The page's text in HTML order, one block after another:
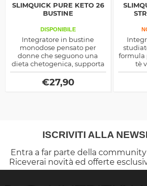
SLIMQUICK PURE KETO 26
BUSTINE
DISPONIBILE
Integratore in bustine
monodose pensato per
donne che seguono una
dieta chetogenica, supporta
il metabolismo dei grassi,
riduce la fame e aumenta
energia.
€27,90
formula
tè
il
ISCRIVITI ALLA
Entra a far parte della
Riceverai novità ed offerte